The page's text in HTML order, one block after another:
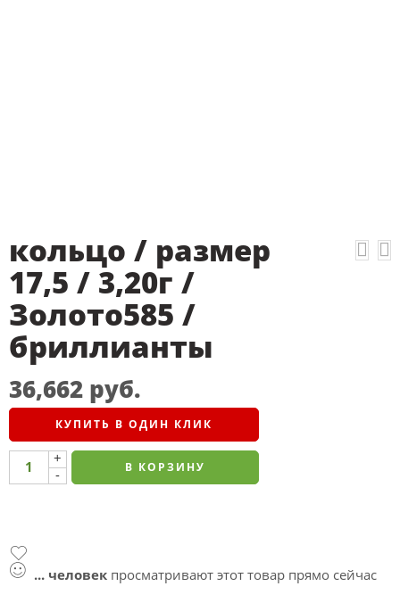
кольцо / размер
17,5 / 3,20г /
Золото585 /
бриллианты
36,662 руб.
КУПИТЬ В ОДИН КЛИК
+
-
В КОРЗИНУ
... человек просматривают этот товар прямо сейчас